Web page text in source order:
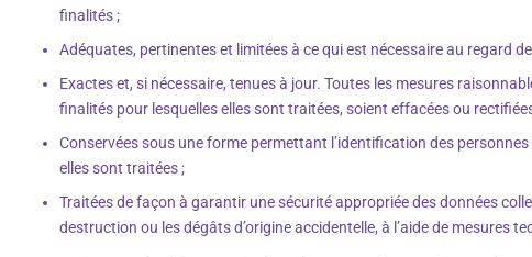
finalités ;
Adéquates, pertinentes et limitées à ce qui est nécessaire au regard
Exactes et, si nécessaire, tenues à jour. Toutes les mesures
finalités pour lesquelles elles sont traitées, soient effacées ou
Conservées sous une forme permettant l’identification des
elles sont traitées ;
Traitées de façon à garantir une sécurité appropriée des données
destruction ou les dégâts d’origine accidentelle, à l’aide de mesures